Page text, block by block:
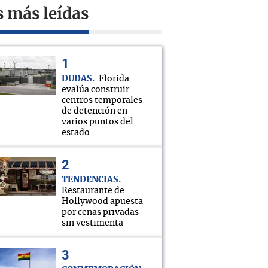
más leídas
DUDAS
Florida
evalúa construir
centros temporales
de detención en
varios puntos del
estado
TENDENCIAS
Restaurante de
Hollywood apuesta
por cenas privadas
sin vestimenta